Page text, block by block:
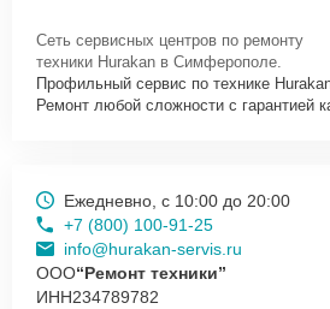
Сеть сервисных центров по ремонту
техники Hurakan в Симферополе.
Профильный сервис по технике
Ремонт любой сложности с гарантией
Ежедневно, с 10:00 до 20:00
+7 (800) 100-91-25
info@hurakan-servis.ru
ООО“Ремонт техники”
ИНН234789782